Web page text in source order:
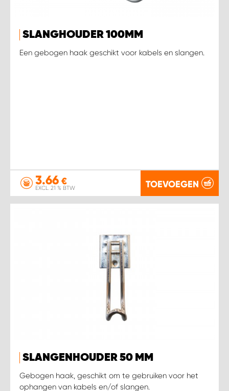
SLANGHOUDER 100MM
Een gebogen haak geschikt voor kabels en slangen.
3.66 €
EXCL. 21 % BTW TOEVOEGEN
SLANGENHOUDER 50 MM
Gebogen haak, geschikt om te gebruiken voor het
ophangen van kabels en/of slangen.